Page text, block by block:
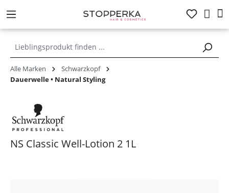
springen
Alle Marken
Schwarzkopf
Dauerwelle • Natural Styling
NS Classic Well-Lotion 2 1L